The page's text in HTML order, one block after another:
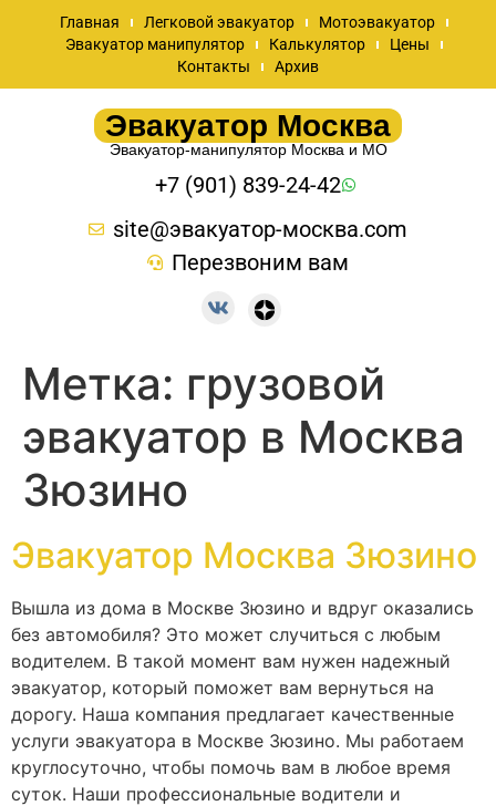
Главная Легковой эвакуатор
Мотоэвакуатор
Эвакуатор манипулятор
Калькулятор
Цены
Контакты
Архив
Эвакуатор Москва
Эвакуатор-манипулятор Москва и МО
+7 (901) 839-24-42
site@эвакуатор-москва.com
Перезвоним вам
Метка: грузовой
эвакуатор в Москва
Зюзино
Эвакуатор Москва Зюзино
Вышла из дома в Москве Зюзино и вдруг оказались
без автомобиля? Это может случиться с любым
водителем. В такой момент вам нужен надежный
эвакуатор, который поможет вам вернуться на
дорогу. Наша компания предлагает качественные
услуги эвакуатора в Москве Зюзино. Мы работаем
круглосуточно, чтобы помочь вам в любое время
суток. Наши профессиональные водители и